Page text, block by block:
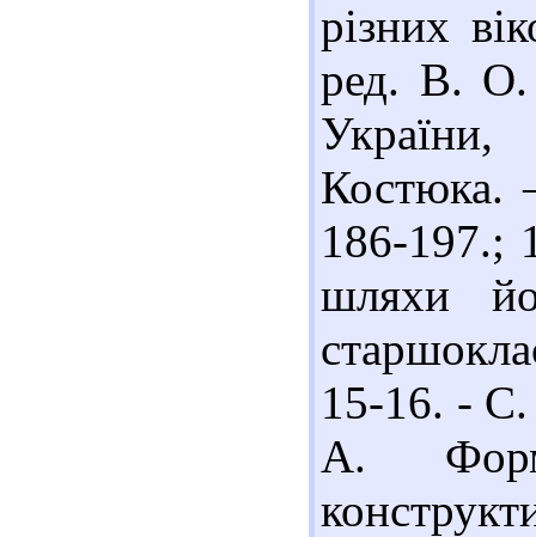
різних
ред. В. О.
Костюка.
186-197.;
шляхи
15-16. - С.
А.